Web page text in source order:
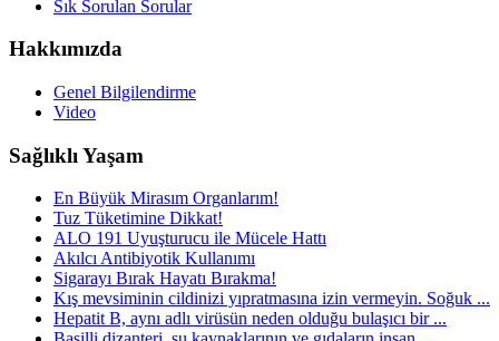
Sık Sorulan Sorular
Hakkımızda
Genel Bilgilendirme
Video
Sağlıklı Yaşam
En Büyük Mirasım Organlarım!
Tuz Tüketimine Dikkat!
ALO 191 Uyuşturucu ile Mücele Hattı
Akılcı Antibiyotik Kullanımı
Sigarayı Bırak Hayatı Bırakma!
Kış mevsiminin cildinizi yıpratmasına izin vermeyin. Soğuk ...
Hepatit B, aynı adlı virüsün neden olduğu bulaşıcı bir ...